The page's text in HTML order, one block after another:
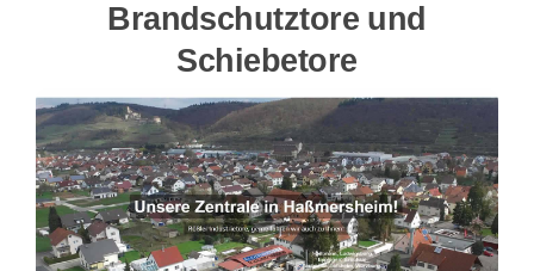
Brandschutztore und
Schiebetore